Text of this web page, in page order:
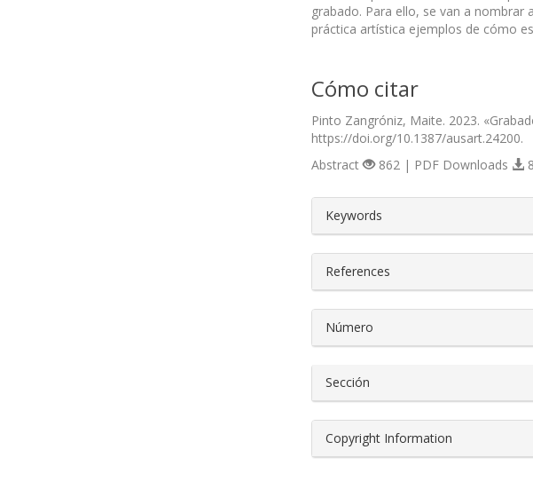
grabado. Para ello, se van a
práctica artística ejemplos de cómo
Cómo citar
Pinto Zangróniz, Maite. 2023.
https://doi.org/10.1387/ausart.24200.
Abstract 862 | PDF Downloads
Keywords
References
Número
Sección
Copyright Information